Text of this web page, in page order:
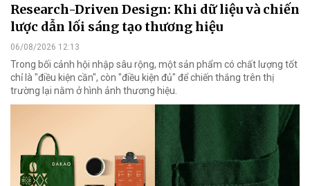
Research-Driven Design: Khi dữ liệu và chiến
lược dẫn lối sáng tạo thương hiệu
06/08/2026 12:13
Trong bối cảnh hội nhập sâu rộng, một sản phẩm có chất lượng tốt
chỉ là "điều kiện cần", còn "điều kiện đủ" để chiến thắng trên thị
trường lại nằm ở hình ảnh thương hiệu.